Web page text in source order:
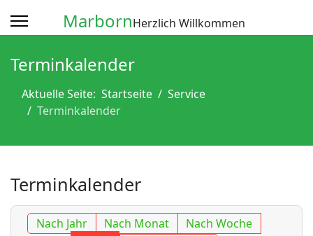
MarbornHerzlich Willkommen
Terminkalender
Aktuelle Seite: Startseite
Service
Terminkalender
Terminkalender
Nach Jahr Nach Monat
Nach Woche